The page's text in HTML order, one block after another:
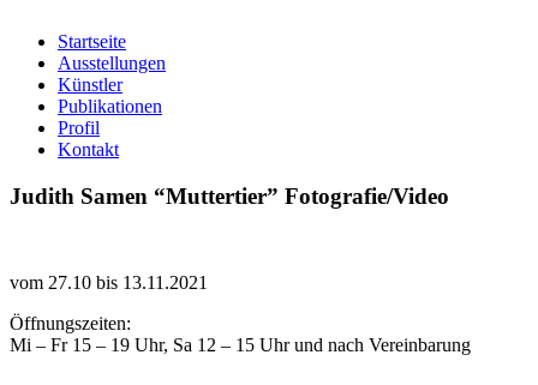
Startseite
Ausstellungen
Künstler
Publikationen
Profil
Kontakt
Judith Samen “Muttertier” Fotografie/Video
vom 27.10 bis 13.11.2021
Öffnungszeiten:
Mi – Fr 15 – 19 Uhr, Sa 12 – 15 Uhr und nach Vereinbarung